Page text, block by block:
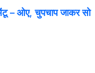
– ओए, चुपचाप जाकर सो